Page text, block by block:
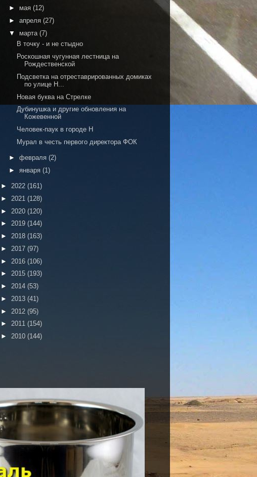
► мая (12)
► апреля (27)
▼ марта (7)
В точку - и не стыдно
Роскошная чугунная лестница на
Рождественской
Подсветка на отреставрированных домиках
по улице Н...
Новая буква на Стрелке
Дубинушка и другие обновления на
Кожевенной
Человек-паук в городе Н
Мурал в честь первого директора ФОК
► февраля (2)
► января (1)
► 2022 (161)
► 2021 (128)
► 2020 (120)
► 2019 (144)
► 2018 (163)
► 2017 (97)
► 2016 (106)
► 2015 (193)
► 2014 (53)
► 2013 (41)
► 2012 (95)
► 2011 (154)
► 2010 (144)